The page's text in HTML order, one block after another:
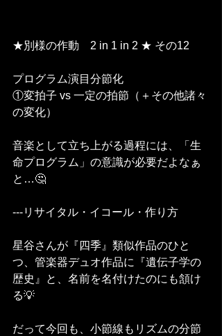
★別様の作動　2 in 1 in 2 ★ その12
プログラム演目分節化
①変拍子 vs 一定の拍節（＋その他諸々
の変化）
音楽として立ち上がる過程には、「生
命プログラム」の意識が必要だよなぁ
と…🤔
---リサイタル・イコール・作り方
星谷さんが『四季』類似作品のひと
つ、管楽器デュオ作品に『遺伝子学の
歴史』と、名前を名付けたのにも頷け
る💡
だって今回も、小節線もリズムの分節